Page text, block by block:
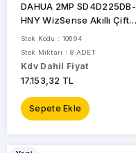
DAHUA 2MP SD4D225DB-
HNY WizSense Akıllı Çift
Işık Ptz Kamera 25x
Stok Kodu : 10694
Stok Miktarı : 8 ADET
Kdv Dahil Fiyat
17.153,32 TL
Sepete Ekle